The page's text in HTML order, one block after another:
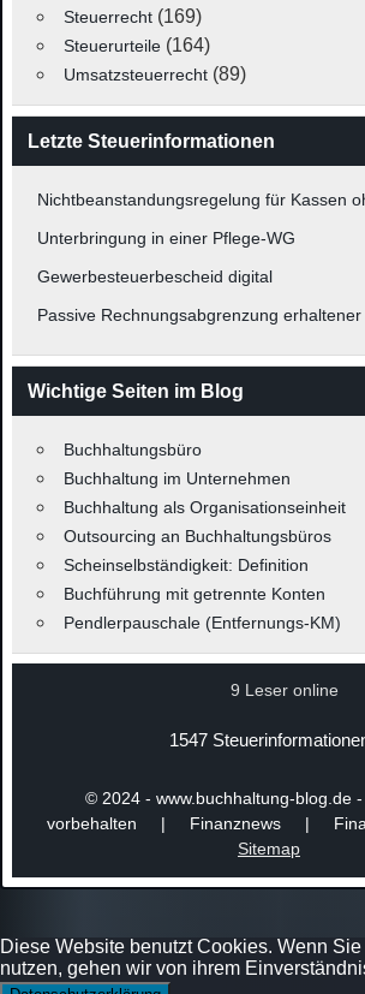
Steuerrecht(169)
Steuerurteile(164)
Umsatzsteuerrecht(89)
Letzte Steuerinformationen
Nichtbeanstandungsregelung für Kassen
Unterbringung in einer Pflege-WG
Gewerbesteuerbescheid digital
Passive Rechnungsabgrenzung
Wichtige Seiten im Blog
Buchhaltungsbüro
Buchhaltung im Unternehmen
Buchhaltung als Organisationseinheit
Outsourcing an Buchhaltungsbüros
Scheinselbständigkeit: Definition
Buchführung mit getrennte Konten
Pendlerpauschale (Entfernungs-KM)
9 Leser online
1547
© 2024 - www.buchhaltung-blog.de
vorbehalten | Finanznews |
Sitemap
Diese Website benutzt Cookies. Wenn
nutzen, gehen wir von ihrem